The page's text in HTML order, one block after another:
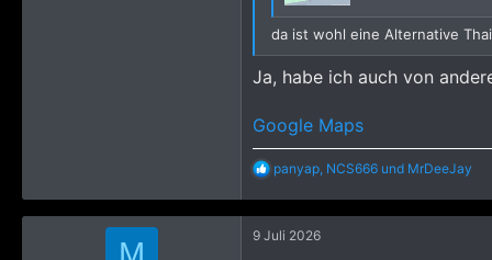
da ist wohl eine Alternative
Ja, habe ich auch von
Google Maps
R
a
k
t
panyap, NCS666 und MrDeeJay
M 9 Juli 2026